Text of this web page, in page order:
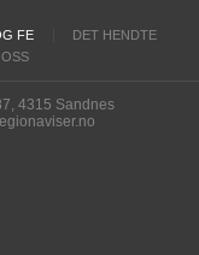
FE
DET HENDTE
4315 Sandnes